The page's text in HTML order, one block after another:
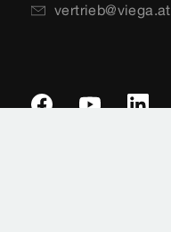
vertrieb@viega.at